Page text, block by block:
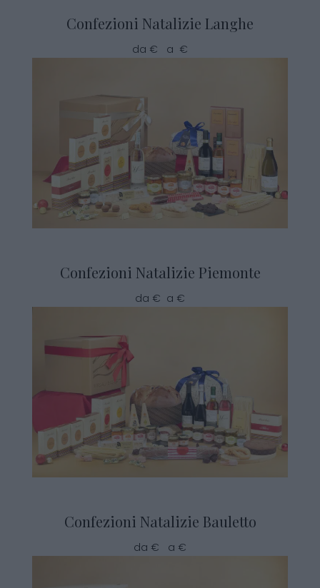
Confezioni Natalizie Langhe
da € a €
Confezioni Natalizie Piemonte
da € a €
Confezioni Natalizie Bauletto
da € a €